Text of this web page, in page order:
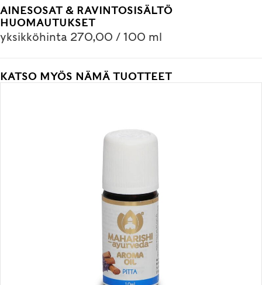
AINESOSAT & RAVINTOSISÄLTÖ
HUOMAUTUKSET
yksikköhinta 270,00 / 100 ml
KATSO MYÖS NÄMÄ TUOTTEET